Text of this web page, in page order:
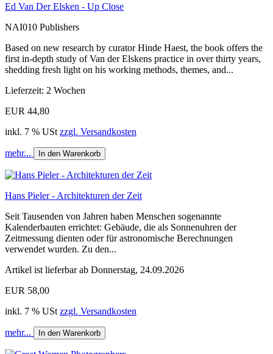
Ed Van Der Elsken - Up Close
NAI010 Publishers
Based on new research by curator Hinde Haest, the book offers the
first in-depth study of Van der Elskens practice in over thirty years,
shedding fresh light on his working methods, themes, and...
Lieferzeit: 2 Wochen
EUR 44,80
inkl. 7 % USt zzgl. Versandkosten
mehr... In den Warenkorb
Hans Pieler - Architekturen der Zeit
Seit Tausenden von Jahren haben Menschen sogenannte
Kalenderbauten errichtet: Gebäude, die als Sonnenuhren der
Zeitmessung dienten oder für astronomische Berechnungen
verwendet wurden. Zu den...
Artikel ist lieferbar ab Donnerstag, 24.09.2026
EUR 58,00
inkl. 7 % USt zzgl. Versandkosten
mehr... In den Warenkorb